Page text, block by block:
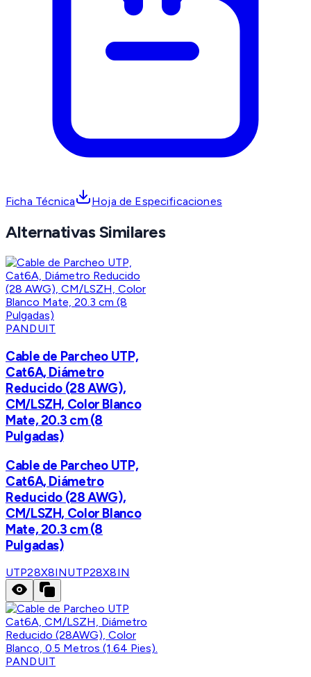
Ficha Técnica Hoja de Especificaciones
Alternativas Similares
PANDUIT
Cable de Parcheo UTP,
Cat6A, Diámetro
Reducido (28 AWG),
CM/LSZH, Color Blanco
Mate, 20.3 cm (8
Pulgadas)
Cable de Parcheo UTP,
Cat6A, Diámetro
Reducido (28 AWG),
CM/LSZH, Color Blanco
Mate, 20.3 cm (8
Pulgadas)
UTP28X8INUTP28X8IN
PANDUIT